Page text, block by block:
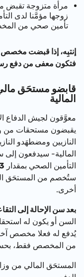
مرأة متزوجة تقبض
زوجها مؤمَّنا لدى
تأمين صحي من
إنتبِه، إذا قبضت مخصص
فتكون معفى من دفع
قابضو مستحَق مالي
المالية
معوَّقون لجيش الدفاع
يقبضون مستحقات من
النازيين ومضطهَدو
المالية- سيدفعون إلى
التأمين الصحي بمقدار123 ش.ج. (إبتداءً من-
ستُخصم من المستحَق
أخرى.
بعد سن الإحالة إلى التقاعد
السن أو يكون له
يُدفع له فعلا مخصص
من المخصص فقط،
المستحَق المالي من